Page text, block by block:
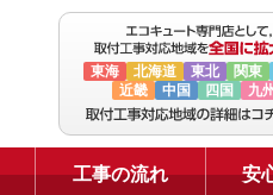
東海 北海道 東北 関東
近畿
中国 四国 九州
工事の流れ 安